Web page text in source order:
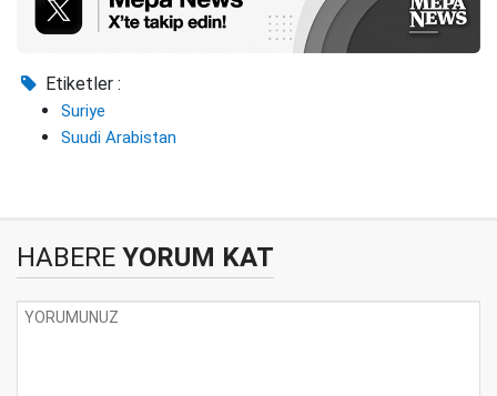
Etiketler :
Suriye
Suudi Arabistan
HABERE YORUM KAT